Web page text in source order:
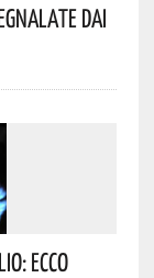
Dai
Ecco